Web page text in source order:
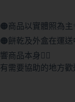
🟠商品以實體照為主✨
🟠餅乾及外盒在運
響商品本身🙇‍♀️
有需要協助的地方